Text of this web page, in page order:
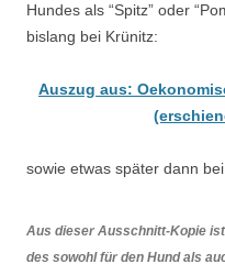
Hundes als “Spitz” oder
bislang bei Krünitz:
Auszug aus:
sowie etwas später dann
Aus dieser Ausschnitt-Kopie
des sowohl für den Hund als